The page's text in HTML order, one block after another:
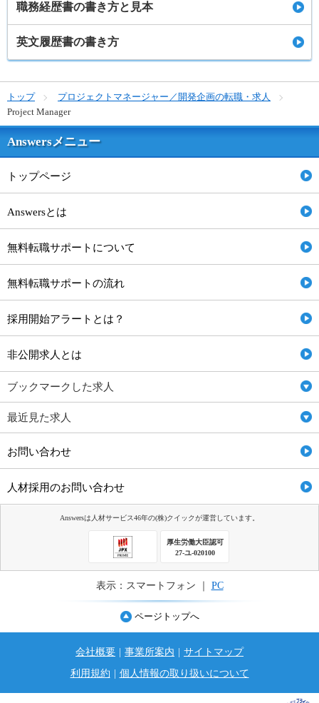
職務経歴書の書き方と見本
英文履歴書の書き方
トップ
プロジェクトマネージャー／開発企画の転職・求人
Project Manager
Answersメニュー
トップページ
Answersとは
無料転職サポートについて
無料転職サポートの流れ
採用開始アラートとは？
非公開求人とは
ブックマークした求人
最近見た求人
お問い合わせ
人材採用のお問い合わせ
Answersは人材サービス46年の(株)クイックが運営しています。
厚生労働大臣認可
27-ユ-020100
表示：スマートフォン ｜ PC
ページトップへ
会社概要 事業所案内
サイトマップ
利用規約
個人情報の取り扱いについて